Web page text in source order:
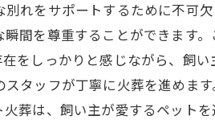
れをサポートするために不可
間を尊重することができます
をしっかりと感じながら、飼
タッフが丁寧に火葬を進めま
葬は、飼い主が愛するペット